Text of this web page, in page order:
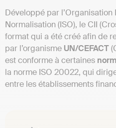
Développé par
Normalisation (ISO), le CII
format qui a été créé afin de
par l’organisme UN/CEFACT
est conforme à certaines
la norme ISO 20022, qui
entre les établissements